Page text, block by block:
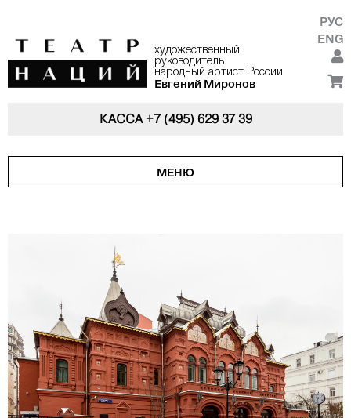
художественный
руководитель
народный артист России
Евгений Миронов
РУС
ENG
КАССА+7 (495) 629 37 39
МЕНЮ